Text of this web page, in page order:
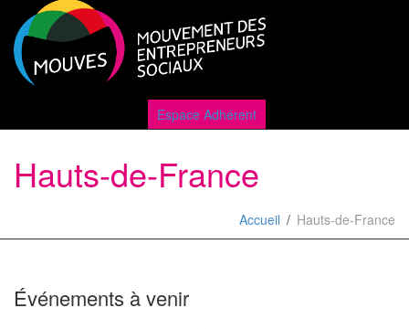
Espace Adhérent
Hauts-de-France
Accueil Hauts-de-France
Événements à venir